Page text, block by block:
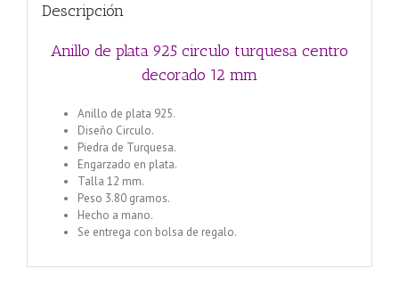
Descripción
Anillo de plata 925 circulo turquesa centro
decorado 12 mm
Anillo de plata 925.
Diseño Circulo.
Piedra de Turquesa.
Engarzado en plata.
Talla 12 mm.
Peso 3.80 gramos.
Hecho a mano.
Se entrega con bolsa de regalo.